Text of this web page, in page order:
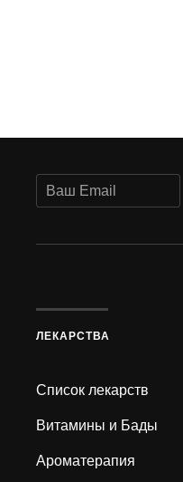
ЛЕКАРСТВА
Список лекарств
Витамины и Бады
Ароматерапия